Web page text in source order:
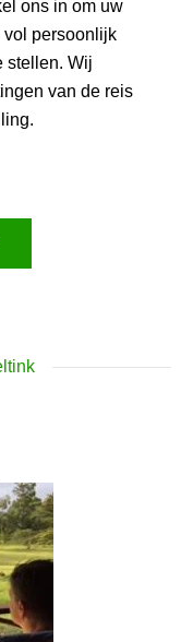
ons in om uw
vol persoonlijk
stellen. Wij
van de reis